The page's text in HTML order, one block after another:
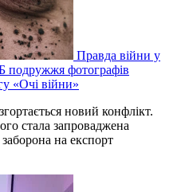
Правда війни у
подружжя фотографів
«Очі війни»
новий конфлікт.
стала запроваджена
на експорт